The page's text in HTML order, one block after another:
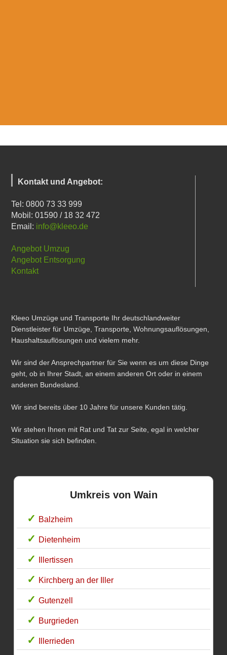
Kontakt und Angebot:
Tel: 0800 73 33 999
Mobil: 01590 / 18 32 472
Email: info@kleeo.de
Angebot Umzug
Angebot Entsorgung
Kontakt
Kleeo Umzüge und Transporte Ihr deutschlandweiter
Dienstleister für Umzüge, Transporte, Wohnungsauflösungen,
Haushaltsauflösungen und vielem mehr.
Wir sind der Ansprechpartner für Sie wenn es um diese Dinge
geht, ob in Ihrer Stadt, an einem anderen Ort oder in einem
anderen Bundesland.
Wir sind bereits über 10 Jahre für unsere Kunden tätig.
Wir stehen Ihnen mit Rat und Tat zur Seite, egal in welcher
Situation sie sich befinden.
Umkreis von Wain
Balzheim
Dietenheim
Illertissen
Kirchberg an der Iller
Gutenzell
Burgrieden
Illerrieden